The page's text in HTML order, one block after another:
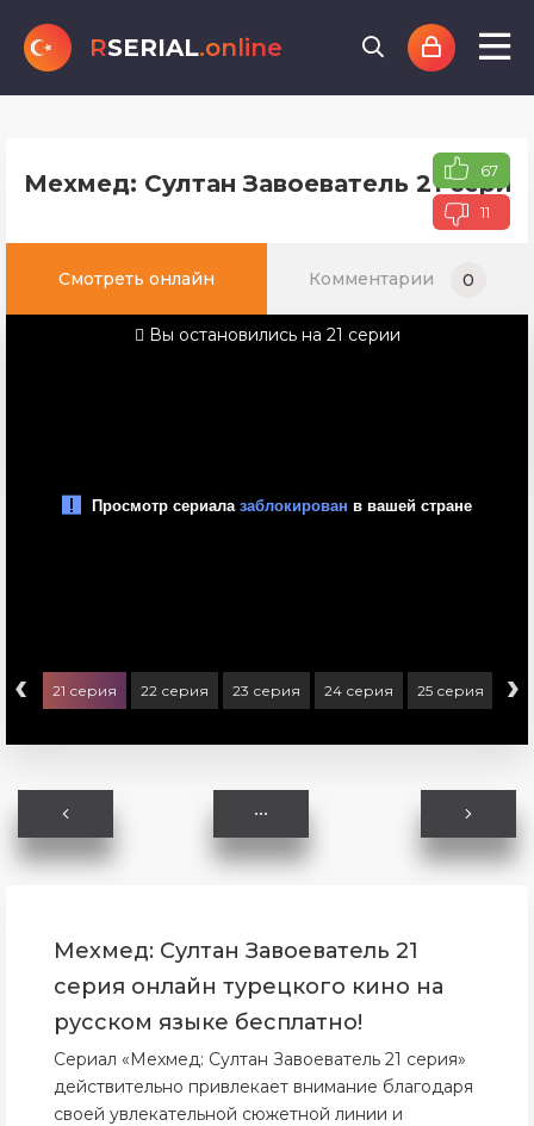
RSERIAL.online
Мехмед: Султан Завоеватель 21 67
11
Смотреть онлайн Комментарии 0
Вы остановились на 21 серии
‹ 21 серия 22 серия 23 серия 24 серия 25 серия 26
›
Мехмед: Султан Завоеватель 21
серия онлайн турецкого кино на
русском языке бесплатно!
Сериал «Мехмед: Султан Завоеватель 21 серия»
действительно привлекает внимание благодаря
своей увлекательной сюжетной линии и